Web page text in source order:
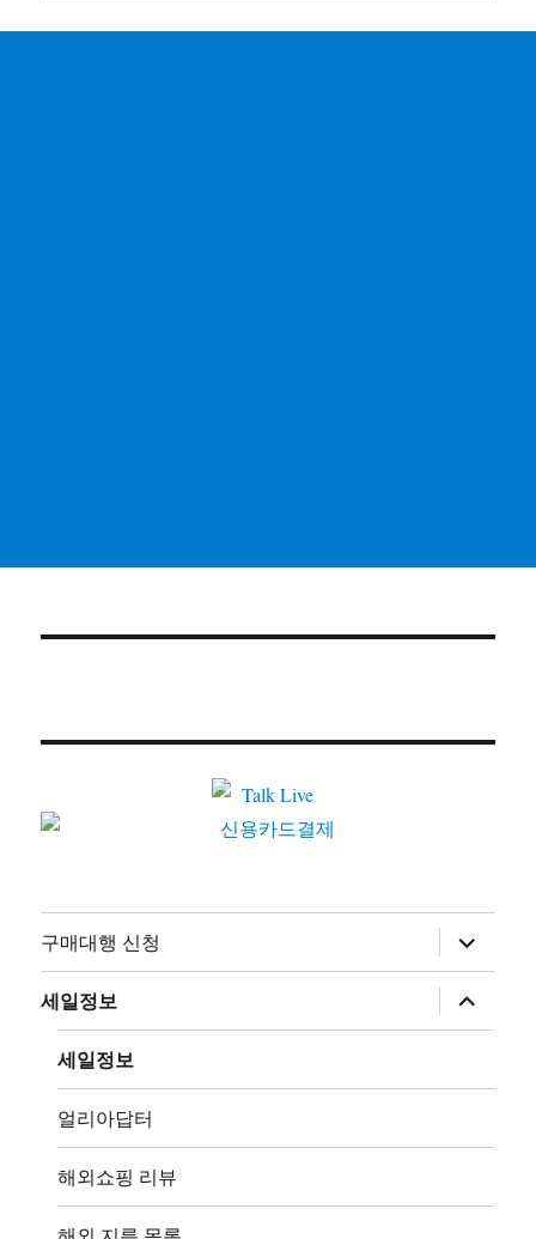
구매대행 신청
위
메
뉴
확
장
세일정보
위
메
장
세일정보
얼리아답터
해외쇼핑 리뷰